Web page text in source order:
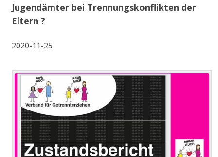
Jugendämter bei Trennungskonflikten der
Eltern ?
2020-11-25